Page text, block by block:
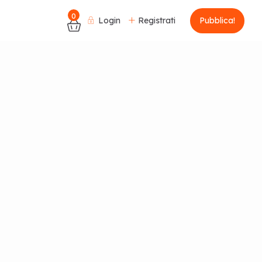
0 Login Registrati Pubblica!